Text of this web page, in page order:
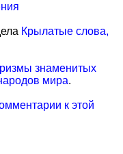
Крылатые слова,
знаменитых
мира.
к этой